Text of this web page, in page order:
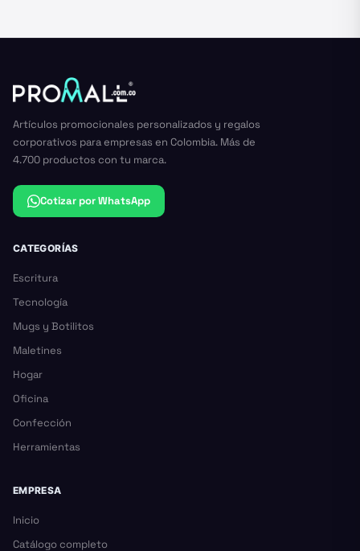
Artículos promocionales personalizados y regalos
corporativos para empresas en Colombia. Más de
4.700 productos con tu marca.
Cotizar por WhatsApp
CATEGORÍAS
Escritura
Tecnología
Mugs y Botilitos
Maletines
Hogar
Oficina
Confección
Herramientas
EMPRESA
Inicio
Catálogo completo